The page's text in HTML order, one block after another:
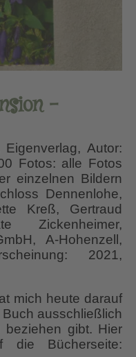
–
Autor:
Fotos: alle Fotos
einzelnen Bildern
Dennenlohe,
Kreß, Gertraud
Zickenheimer,
A-Hohenzell,
2021,
mich heute darauf
ausschließlich
gibt. Hier
Bücherseite: